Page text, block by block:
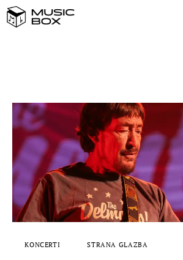
DOMAĆA GLAZBA
STRANA GLAZBA
FILM
MUSIC BOX
KONCERTI STRANA GLAZBA